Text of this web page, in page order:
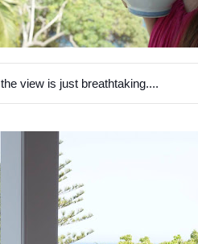
the view is just breathtaking....